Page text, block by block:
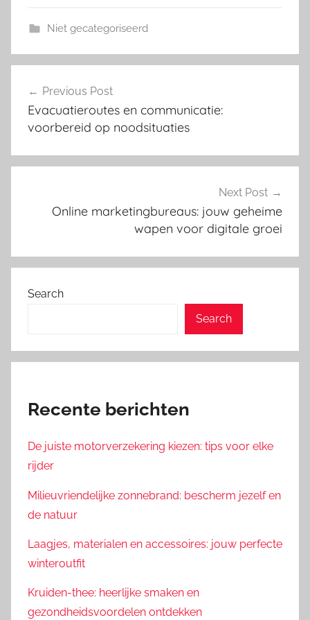
Niet gecategoriseerd
navigation
Previous Post
Evacuatieroutes en communicatie:
voorbereid op noodsituaties
Next Post
Online marketingbureaus: jouw geheime
wapen voor digitale groei
Search
Search
Recente berichten
De juiste motorverzekering kiezen: tips voor elke
rijder
Milieuvriendelijke zonnebrand: bescherm jezelf en
de natuur
Laagjes, materialen en accessoires: jouw perfecte
winteroutfit
Kruiden-thee: heerlijke smaken en
gezondheidsvoordelen ontdekken